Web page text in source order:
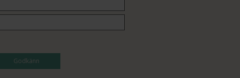
Godkänn